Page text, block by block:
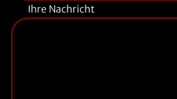
Ihre Nachricht